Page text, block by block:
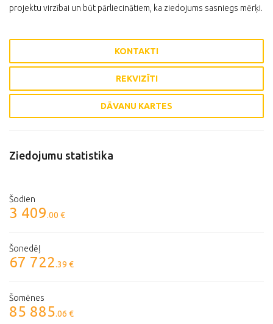
projektu virzībai un būt pārliecinātiem, ka ziedojums sasniegs mērķi.
KONTAKTI
REKVIZĪTI
DĀVANU KARTES
Ziedojumu statistika
Šodien
3 409.00 €
Šonedēļ
67 722.39 €
Šomēnes
85 885.06 €